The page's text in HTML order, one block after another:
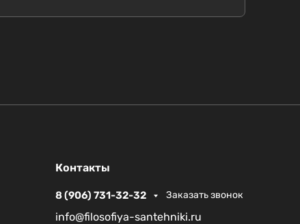
Контакты
8 (906) 731-32-32 Заказать звонок
info@filosofiya-santehniki.ru